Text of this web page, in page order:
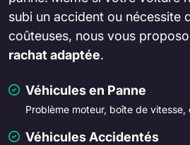
subi un accident ou nécessite
coûteuses, nous vous
rachat adaptée.
Véhicules en Panne
Problème moteur, boîte de vitesse,
Véhicules Accidentés